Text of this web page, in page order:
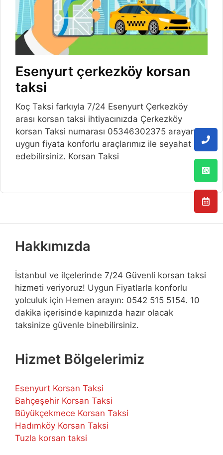
Esenyurt çerkezköy korsan
taksi
Koç Taksi farkıyla 7/24 Esenyurt Çerkezköy
arası korsan taksi ihtiyacınızda Çerkezköy
korsan Taksi numarası 05346302375 arayarak
uygun fiyata konforlu araçlarımız ile seyahat
edebilirsiniz. Korsan Taksi
Hakkımızda
İstanbul ve ilçelerinde 7/24 Güvenli korsan taksi
hizmeti veriyoruz! Uygun Fiyatlarla konforlu
yolculuk için Hemen arayın: 0542 515 5154. 10
dakika içerisinde kapınızda hazır olacak
taksinize güvenle binebilirsiniz.
Hizmet Bölgelerimiz
Esenyurt Korsan Taksi
Bahçeşehir Korsan Taksi
Büyükçekmece Korsan Taksi
Hadımköy Korsan Taksi
Tuzla korsan taksi